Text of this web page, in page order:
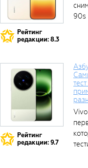
Рейтинг
редакции: 8.3
90s
Рейтинг
редакции: 9.7